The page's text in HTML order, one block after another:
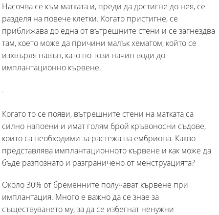
Насочва се към матката и, преди да достигне до нея, се
разделя на повече клетки. Когато пристигне, се
приближава до една от вътрешните стени и се загнездва
там, което може да причини малък хематом, който се
изхвърля навън, като по този начин води до
имплантационно кървене.
Когато то се появи, вътрешните стени на матката са
силно напоени и имат голям брой кръвоносни съдове,
които са необходими за растежа на ембриона. Какво
представлява имплантационното кървене и как може да
бъде разпознато и разграничено от менструацията?
Около 30% от бременните получават кървене при
имплантация. Много е важно да се знае за
съществуването му, за да се избегнат ненужни